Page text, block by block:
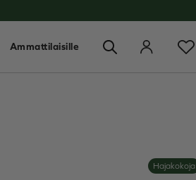
Ammattilaisille
Hajakokoja